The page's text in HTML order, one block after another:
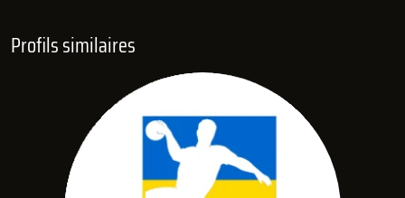
Profils similaires